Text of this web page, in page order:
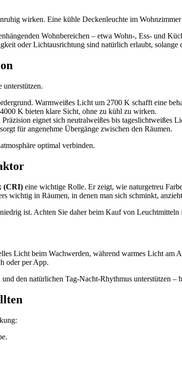
wirken. Eine kühle Deckenleuchte im
Wohnbereichen – etwa Wohn-, Ess- und
oder Lichtausrichtung sind natürlich erlaubt, solange
unterstützen.
Warmweißes Licht um 2700 K schafft eine
K bieten klare Sicht, ohne zu kühl zu wirken.
eignet sich neutralweißes bis tageslichtweißes
für angenehme Übergänge zwischen den Räumen.
optimal verbinden.
(CRI) eine wichtige Rolle. Er zeigt, wie naturgetreu
wichtig in Räumen, in denen man sich schminkt,
ist. Achten Sie daher beim Kauf von Leuchtmitteln
Licht beim Wachwerden, während warmes Licht
oder per App.
den natürlichen Tag-Nacht-Rhythmus unterstützen